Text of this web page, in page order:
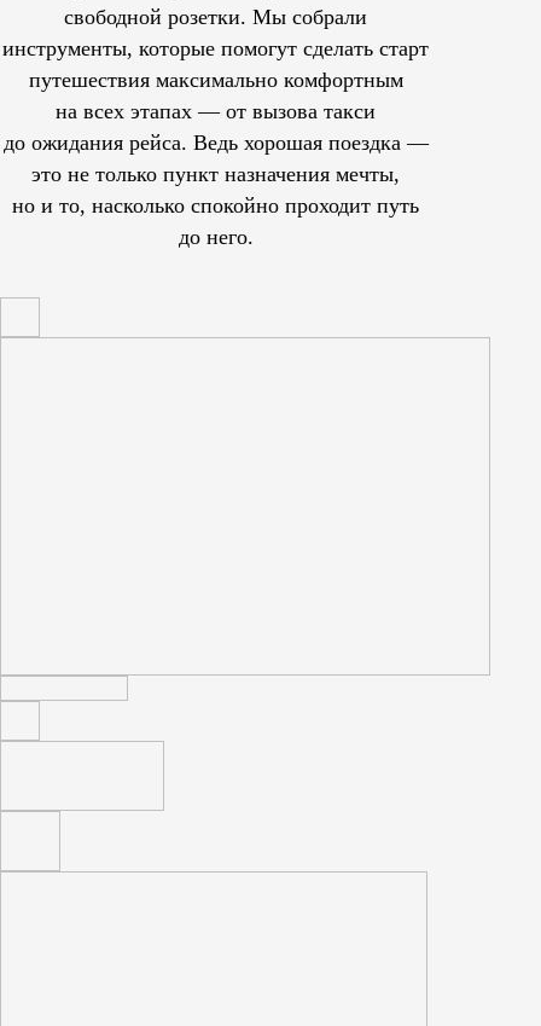
свободной розетки. Мы собрали
инструменты, которые помогут сделать старт
путешествия максимально комфортным
на всех этапах — от вызова такси
до ожидания рейса. Ведь хорошая поездка —
это не только пункт назначения мечты,
но и то, насколько спокойно проходит путь
до него.